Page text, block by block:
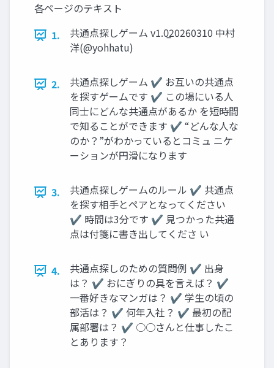
各ページのテキスト
1.
共通点探しゲーム v1.0̲20260310 中村
洋(@yohhatu)
2.
共通点探しゲーム ✔ お互いの共通点
を探すゲームです ✔ この場にいる人
同士にどんな共通点があるか を短時間
で知ることができます ✔ “どんな人な
のか？”がわかっているとコミュ ニケ
ーションが円滑になります
3.
共通点探しゲームのルール ✔ 共通点
を探す相手とペアとなってください
✔ 時間は3分です ✔ 見つかった共通
点は付箋に書き出してくださ い
4.
共通点探しのための質問例 ✔ 出身
は？ ✔ おにぎりの具を言えば？ ✔
一番好きなマンガは？ ✔ 学生の頃の
部活は？ ✔ 何年入社？ ✔ 最初の配
属部署は？ ✔ ○○さんと仕事したこ
とあります？